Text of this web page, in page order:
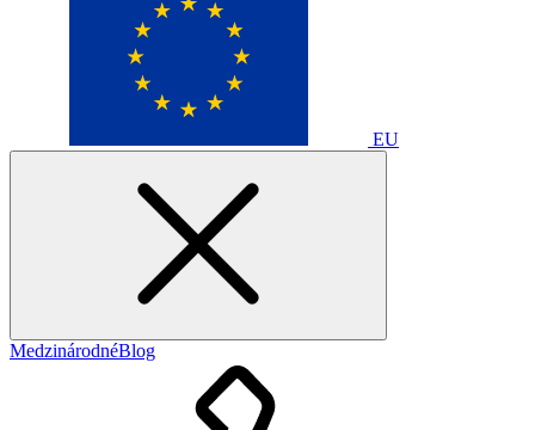
EU
MedzinárodnéBlog